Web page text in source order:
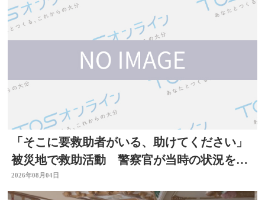
「そこに要救助者がいる、助けてください」
被災地で救助活動 警察官が当時の状況を語
る 大分
2026年08月04日